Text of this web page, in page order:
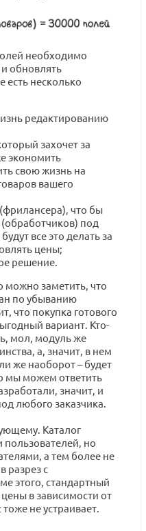
необходимо
обновлять
есть несколько
редактированию
захочет за
экономить
свою жизнь на
вашего
что бы
под
все это делать за
цены;
решение.
можно заметить, что
по убыванию
что покупка готового
вариант. Кто-
мол, модуль же
а, значит, в нем
же наоборот – будет
мы можем ответить
значит, и
любого заказчика.
Каталог
пользователей, но
а тем более не
разрез с
этого, стандартный
в зависимости от
не устраивает.